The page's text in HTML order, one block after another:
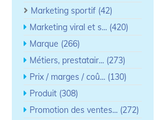
Marketing sportif (42)
Marketing viral et s... (420)
Marque (266)
Métiers, prestatair... (273)
Prix / marges / coû... (130)
Produit (308)
Promotion des ventes... (272)